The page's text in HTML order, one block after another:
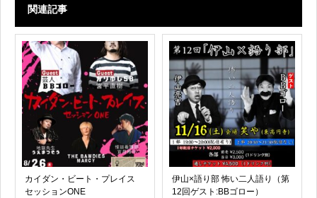
関連記事
カイダン・ビート・プレイス
セッションONE
伊山×語り部 怖い二人語り（第
12回ゲスト:BBゴロー）